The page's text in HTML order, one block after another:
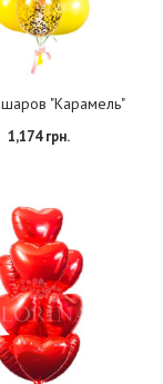
"Карамель"
1,174 грн.